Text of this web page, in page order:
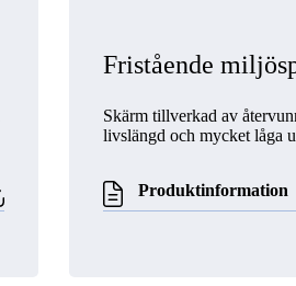
Fristående
Skärm tillverkad av
livslängd och mycket låga
Produktinformation